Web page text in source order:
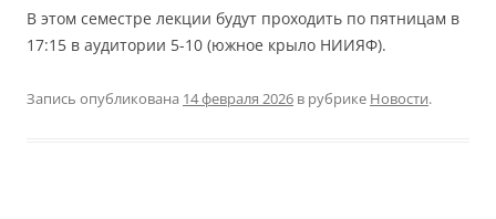
В этом семестре лекции будут проходить по пятницам в
17:15 в аудитории 5-10 (южное крыло НИИЯФ).
Запись опубликована 14 февраля 2026 в рубрике Новости.